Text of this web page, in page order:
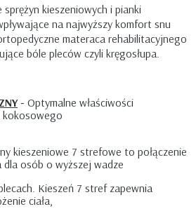
sprężyn kieszeniowych i pianki
na najwyższy komfort snu
materaca rehabilitacyjnego
bóle pleców czyli kręgosłupa.
- Optymalne właściwości
kokosowego
kieszeniowe 7 strefowe to połączenie
dla osób o wyższej wadze
Kieszeń 7 stref zapewnia
ciała,